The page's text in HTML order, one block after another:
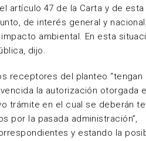
artículo 47 de la Carta y de esta
de interés general y
ambiental. En esta
dijo.
receptores del planteo “tengan
la autorización otorgada
trámite en el cual se deberán
por la pasada administración”,
y estando la